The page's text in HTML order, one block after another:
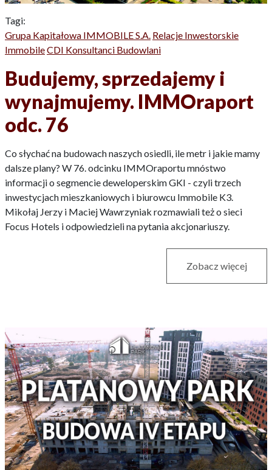
Tagi:
Grupa Kapitałowa IMMOBILE S.A. Relacje Inwestorskie
ImmobileCDI Konsultanci Budowlani
Budujemy, sprzedajemy i
wynajmujemy. IMMOraport
odc. 76
Co słychać na budowach naszych osiedli, ile metr i jakie mamy
dalsze plany? W 76. odcinku IMMOraportu mnóstwo
informacji o segmencie deweloperskim GKI - czyli trzech
inwestycjach mieszkaniowych i biurowcu Immobile K3.
Mikołaj Jerzy i Maciej Wawrzyniak rozmawiali też o sieci
Focus Hotels i odpowiedzieli na pytania akcjonariuszy.
Zobacz więcej